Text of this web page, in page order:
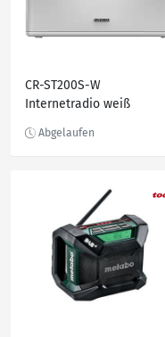
CR-ST200S-W
Internetradio weiß